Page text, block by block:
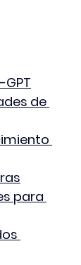
de
para